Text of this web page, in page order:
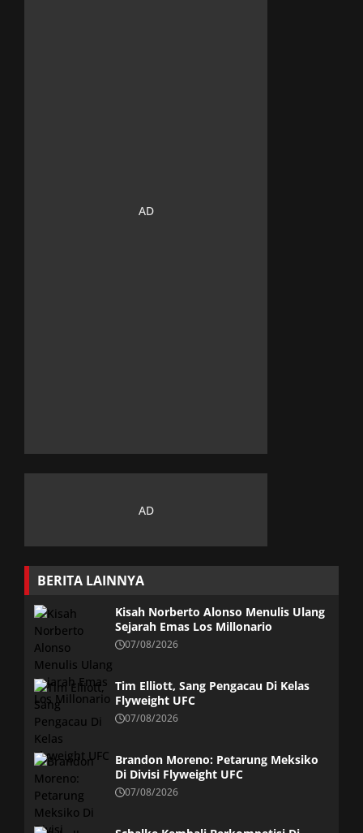
BERITA LAINNYA
Kisah Norberto Alonso Menulis Ulang
Sejarah Emas Los Millonario
07/08/2026
Tim Elliott, Sang Pengacau Di Kelas
Flyweight UFC
07/08/2026
Brandon Moreno: Petarung Meksiko
Di Divisi Flyweight UFC
07/08/2026